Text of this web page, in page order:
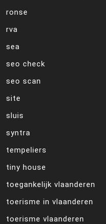
ronse
rva
sea
seo check
seo scan
site
sluis
syntra
tempeliers
tiny house
toegankelijk vlaanderen
toerisme in vlaanderen
toerisme vlaanderen